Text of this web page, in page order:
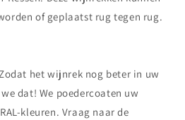
of geplaatst rug tegen rug.
het wijnrek nog beter in uw
dat! We poedercoaten uw
kleuren. Vraag naar de